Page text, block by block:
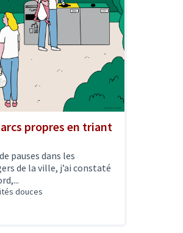
propres en triant
pauses dans les
de la ville, j’ai constaté
douces